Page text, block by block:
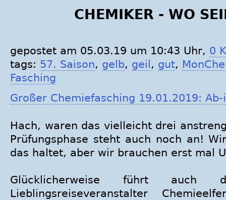
CHEMIKER - WO
gepostet am 05.03.19 um 10:43 Uhr, 0
tags: 57. Saison, gelb, geil, gut,
Fasching
Großer Chemiefasching 19.01.2019:
Hach, waren das vielleicht drei
Prüfungsphase steht auch noch an!
das haltet, aber wir brauchen erst mal
Glücklicherweise führt auch
Lieblingsreiseveranstalter